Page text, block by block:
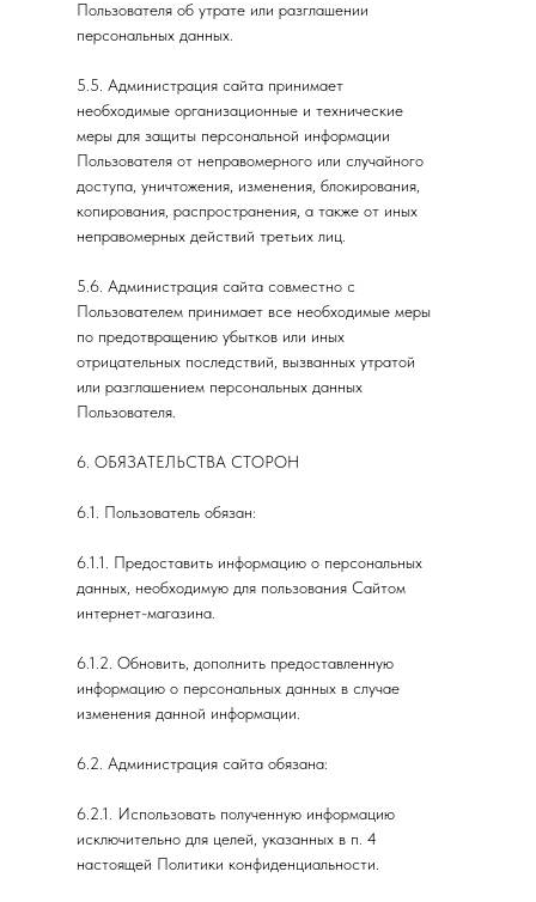
Пользователя об утрате или разглашении
персональных данных.
5.5. Администрация сайта принимает
необходимые организационные и технические
меры для защиты персональной информации
Пользователя от неправомерного или случайного
доступа, уничтожения, изменения, блокирования,
копирования, распространения, а также от иных
неправомерных действий третьих лиц.
5.6. Администрация сайта совместно с
Пользователем принимает все необходимые меры
по предотвращению убытков или иных
отрицательных последствий, вызванных утратой
или разглашением персональных данных
Пользователя.
6. ОБЯЗАТЕЛЬСТВА СТОРОН
6.1. Пользователь обязан:
6.1.1. Предоставить информацию о персональных
данных, необходимую для пользования Сайтом
интернет-магазина.
6.1.2. Обновить, дополнить предоставленную
информацию о персональных данных в случае
изменения данной информации.
6.2. Администрация сайта обязана:
6.2.1. Использовать полученную информацию
исключительно для целей, указанных в п. 4
настоящей Политики конфиденциальности.